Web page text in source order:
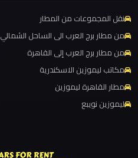
ليموزين مطار برج العرب
ليموزين مطار القاهرة الي اسكندرية
ليموزين مطار القاهرة الدولي
ليموزين مطار القاهرة الخط الساخن
ليموزين مطار القاهرة أسعار
ليموزين
رأس
سدر
ليموزين
دهب
الى
نقل المجموعات من المطار
من مطار برج العرب الى الساحل الشمالي
من مطار برج العرب إلى القاهرة
مكاتب ليموزين الاسكندرية
مطار القاهرة ليموزين
ليموزين نويبع